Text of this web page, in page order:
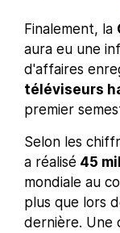
Finalement, la
aura eu une
d'affaires
téléviseurs
premier
Selon les
a réalisé 45
mondiale au
plus que lors
dernière. Une